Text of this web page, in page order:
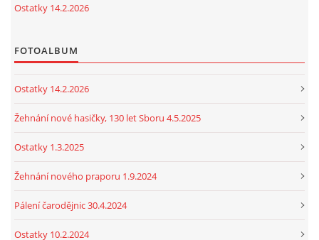
Ostatky 14.2.2026
FOTOALBUM
Ostatky 14.2.2026
Žehnání nové hasičky, 130 let Sboru 4.5.2025
Ostatky 1.3.2025
Žehnání nového praporu 1.9.2024
Pálení čarodějnic 30.4.2024
Ostatky 10.2.2024